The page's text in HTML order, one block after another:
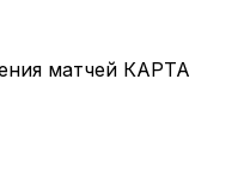
матчей КАРТА